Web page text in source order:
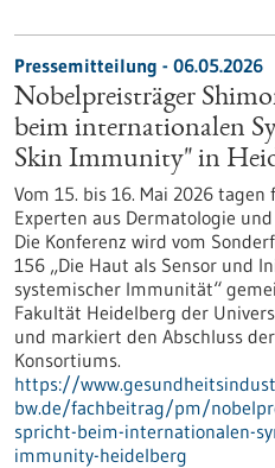
Pressemitteilung - 06.05.2026
Nobelpreisträger
beim internationalen
Skin Immunity" in
Vom 15. bis 16. Mai 2026
Experten aus Dermatologie
Die Konferenz wird vom
156 „Die Haut als Sensor und
systemischer Immunität“
Fakultät Heidelberg der
und markiert den Abschluss
Konsortiums.
https://
bw.de/fachbeitrag/pm/
spricht-beim-internationalen-
immunity-heidelberg